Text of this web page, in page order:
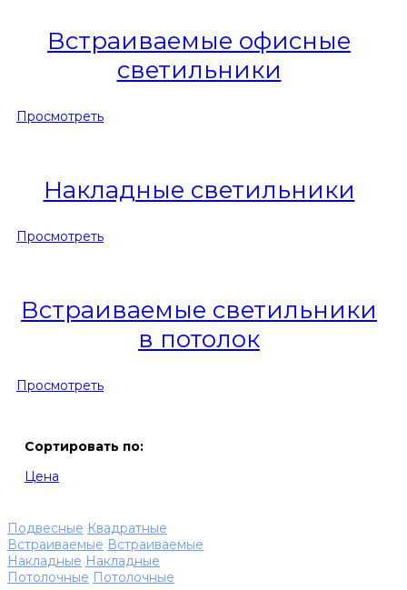
Встраиваемые офисные
светильники
Просмотреть
Накладные светильники
Просмотреть
Встраиваемые светильники
в потолок
Просмотреть
Сортировать по:
Цена
Подвесные Квадратные
Встраиваемые Встраиваемые
Накладные Накладные
Потолочные Потолочные